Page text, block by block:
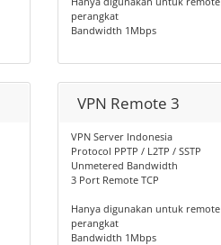
perangkat
Bandwidth 1Mbps
VPN Remote 3
VPN Server Indonesia
Protocol PPTP / L2TP / SSTP
Unmetered Bandwidth
3 Port Remote TCP
Hanya digunakan untuk remote
perangkat
Bandwidth 1Mbps